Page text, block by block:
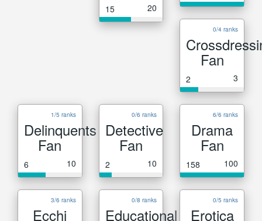
15 20
0/4 ranks
Fan
2 3
1/5 ranks
Delinquents
Fan
6 10
0/6 ranks
Detective
Fan
2 10
6/6 ranks
Drama
Fan
158 100
3/6 ranks
Ecchi
0/8 ranks
Educational
0/5 ranks
Erotica